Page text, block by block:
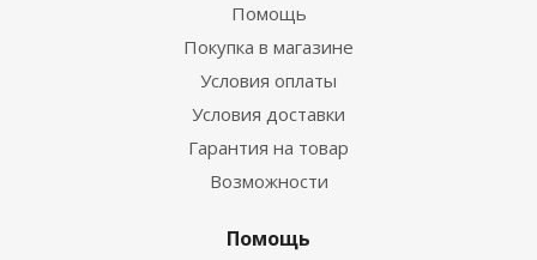
Помощь
Покупка в магазине
Условия оплаты
Условия доставки
Гарантия на товар
Возможности
Помощь